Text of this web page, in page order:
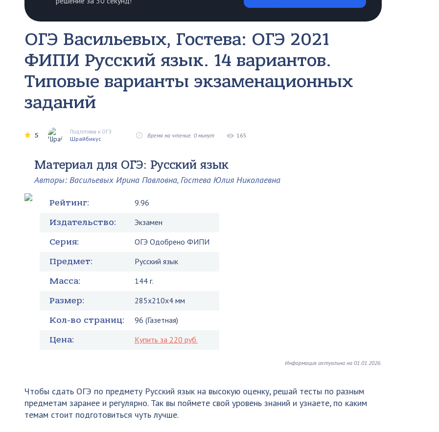
ОГЭ Васильевых, Гостева: ОГЭ 2021
ФИПИ Русский язык. 14 вариантов.
Типовые варианты экзаменационных
заданий
5 Подготовка к ОГЭ
Шрайбикус Время на чтение: 0 минут 165
Материал для ОГЭ: Русский язык
Авторы: Васильевых Ирина Павловна, Гостева Юлия Николаевна
Рейтинг: 9.96
Издательство: Экзамен
Серия: ОГЭ Одобрено ФИПИ
Предмет: Русский язык
Масса: 144 г.
Размер: 285x210x4 мм
Кол-во страниц: 96 (Газетная)
Цена: Купить за 220 руб.
Информация актуальна на 01.01.2026.
Чтобы сдать ОГЭ по предмету Русский язык на высокую оценку, решай тесты по разным
предметам заранее и регулярно. Так вы поймете свой уровень знаний и узнаете, по каким
темам стоит подготовиться чуть лучше.